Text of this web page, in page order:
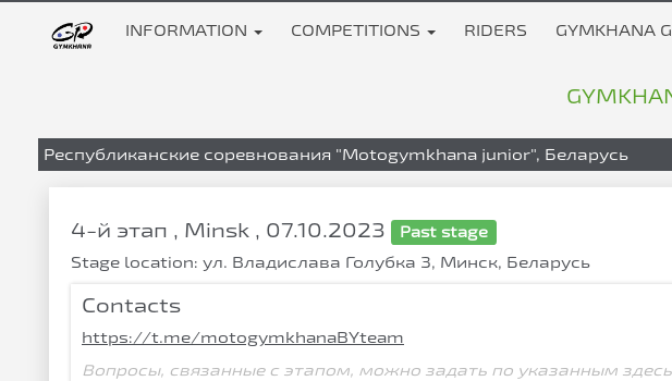
INFORMATION COMPETITIONS RIDERS GYMKHANA
Республиканские соревнования "Motogymkhana junior", Беларусь
4-й этап , Minsk , 07.10.2023 Past stage
Stage location: ул. Владислава Голубка 3, Минск, Беларусь
Contacts
https://t.me/motogymkhanaBYteam
Вопросы, связанные с этапом, можно задать по указанным